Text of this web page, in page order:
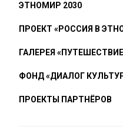
ЭТНОМИР 2030
ПРОЕКТ «РОССИЯ В
ГАЛЕРЕЯ
ФОНД «ДИАЛОГ
ПРОЕКТЫ ПАРТНЁРОВ